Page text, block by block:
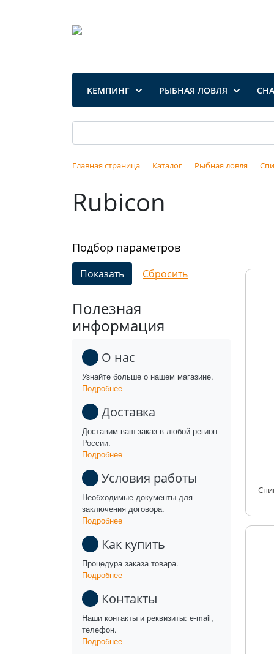
КЕМПИНГ РЫБНАЯ ЛОВЛЯ
Главная страница Каталог Рыбная ловля
Rubicon
Подбор параметров
Полезная
информация
О нас
Узнайте больше о нашем магазине.
Подробнее
Доставка
Доставим ваш заказ в любой регион
России.
Подробнее
Условия работы
Необходимые документы для
заключения договора.
Подробнее
Как купить
Процедура заказа товара.
Подробнее
Контакты
Наши контакты и реквизиты: e-mail,
телефон.
Подробнее